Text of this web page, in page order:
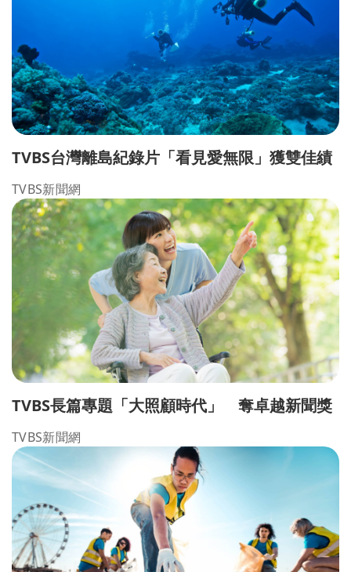
TVBS台灣離島紀錄片「看見愛無限」獲雙佳績
TVBS新聞網
TVBS長篇專題「大照顧時代」 奪卓越新聞獎
TVBS新聞網